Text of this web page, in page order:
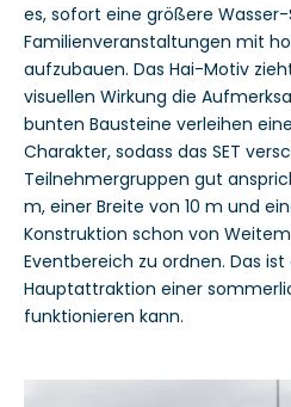
es, sofort eine größere
Familienveranstaltungen mit
aufzubauen. Das Hai-Motiv
visuellen Wirkung die
bunten Bausteine verleihen
Charakter, sodass das SET
Teilnehmergruppen gut
m, einer Breite von 10 m und
Konstruktion schon von
Eventbereich zu ordnen. Das
Hauptattraktion einer
funktionieren kann.